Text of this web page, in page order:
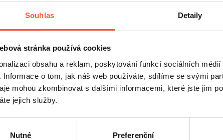
Souhlas Detaily
stránka používá cookies
obsahu a reklam, poskytování funkcí sociálních
Informace o tom, jak náš web používáte, sdílíme se svými
mohou zkombinovat s dalšími informacemi, které jste jim
jejich služby.
Nutné Preferenční